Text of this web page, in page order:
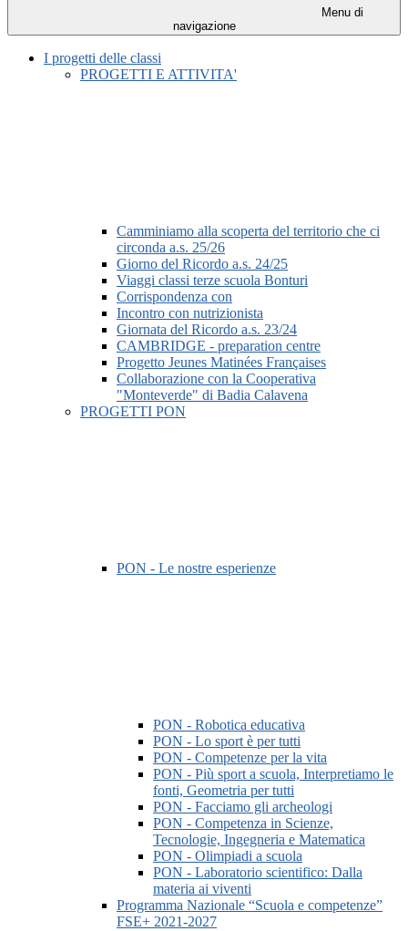
Menu di
navigazione
I progetti delle classi
PROGETTI E ATTIVITA'
Camminiamo alla scoperta del territorio che ci
circonda a.s. 25/26
Giorno del Ricordo a.s. 24/25
Viaggi classi terze scuola Bonturi
Corrispondenza con
Incontro con nutrizionista
Giornata del Ricordo a.s. 23/24
CAMBRIDGE - preparation centre
Progetto Jeunes Matinées Françaises
Collaborazione con la Cooperativa
"Monteverde" di Badia Calavena
PROGETTI PON
PON - Le nostre esperienze
PON - Robotica educativa
PON - Lo sport è per tutti
PON - Competenze per la vita
PON - Più sport a scuola, Interpretiamo le
fonti, Geometria per tutti
PON - Facciamo gli archeologi
PON - Competenza in Scienze,
Tecnologie, Ingegneria e Matematica
PON - Olimpiadi a scuola
PON - Laboratorio scientifico: Dalla
materia ai viventi
Programma Nazionale “Scuola e competenze”
FSE+ 2021-2027